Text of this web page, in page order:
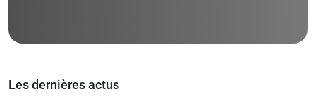
Les dernières actus